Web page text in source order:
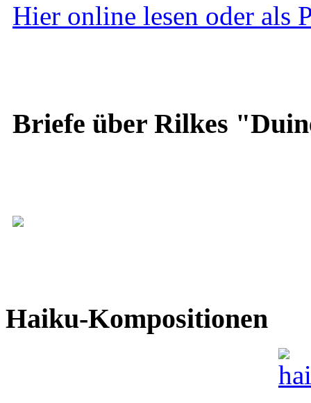
Hier online lesen oder als
Briefe über Rilkes
Haiku-Kompositionen